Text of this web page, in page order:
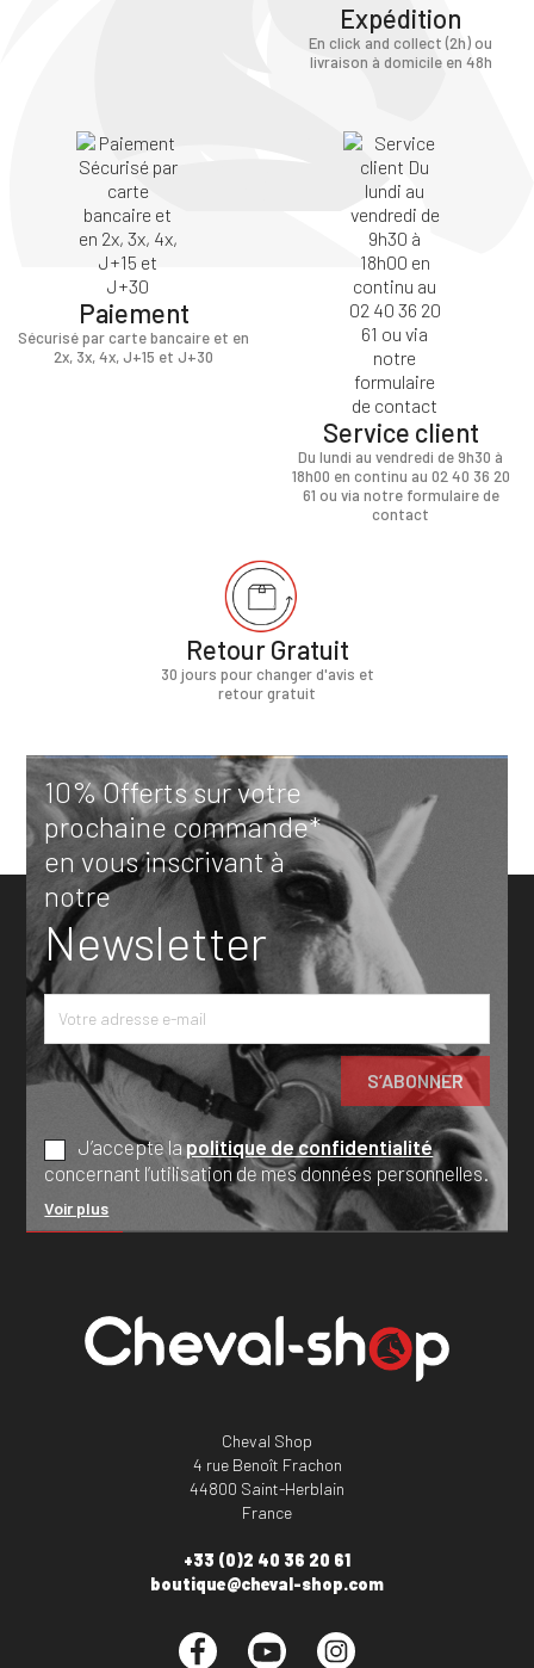
Expédition
En click and collect (2h) ou
livraison à domicile en 48h
Paiement
Sécurisé par carte bancaire et en
2x, 3x, 4x, J+15 et J+30
Service client
Du lundi au vendredi de 9h30 à
18h00 en continu au 02 40 36 20
61 ou via notre formulaire de
contact
Retour Gratuit
30 jours pour changer d'avis et
retour gratuit
10% Offerts sur votre
prochaine commande*
en vous inscrivant à
notre
Newsletter
J’accepte lapolitique de confidentialité
concernant l’utilisation de mes données personnelles.
Voir plus
Cheval Shop
4 rue Benoît Frachon
44800 Saint-Herblain
France
+33 (0)2 40 36 20 61
boutique@cheval-shop.com
Facebook YouTube